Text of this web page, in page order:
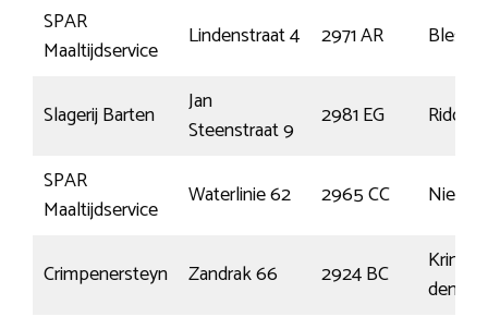
SPAR
Maaltijdservice
Lindenstraat 4 2971 AR
Slagerij Barten
Jan
Steenstraat 9
2981 EG
SPAR
Maaltijdservice
Waterlinie 62 2965 CC
Crimpenersteyn Zandrak 66 2924 BC
den